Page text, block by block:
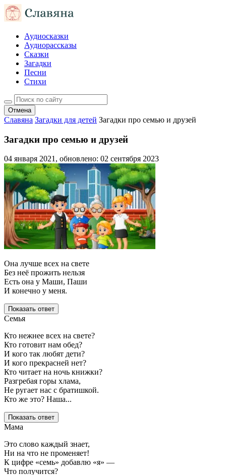
Аудиосказки
Аудиорассказы
Сказки
Загадки
Песни
Стихи
Отмена
Славяна Загадки для детей Загадки про семью и друзей
Загадки про семью и друзей
04 января 2021, обновлено: 02 сентября 2023
Она лучше всех на свете
Без неё прожить нельзя
Есть она у Маши, Паши
И конечно у меня.
Показать ответ
Семья
Кто нежнее всех на свете?
Кто готовит нам обед?
И кого так любят дети?
И кого прекрасней нет?
Кто читает на ночь книжки?
Разгребая горы хлама,
Не ругает нас с братишкой.
Кто же это? Наша...
Показать ответ
Мама
Это слово каждый знает,
Ни на что не променяет!
К цифре «семь» добавлю «я» —
Что получится?